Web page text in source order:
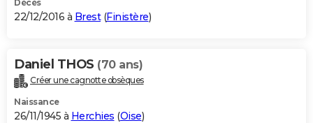
Décès
22/12/2016 à Brest(Finistère)
Daniel THOS (70 ans)
Créer une cagnotte obsèques
Naissance
26/11/1945 à Herchies (Oise)